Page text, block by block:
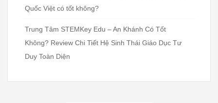
Quốc Việt có tốt không?
Trung Tâm STEMKey Edu – An Khánh Có Tốt
Không? Review Chi Tiết Hệ Sinh Thái Giáo Dục Tư
Duy Toàn Diện